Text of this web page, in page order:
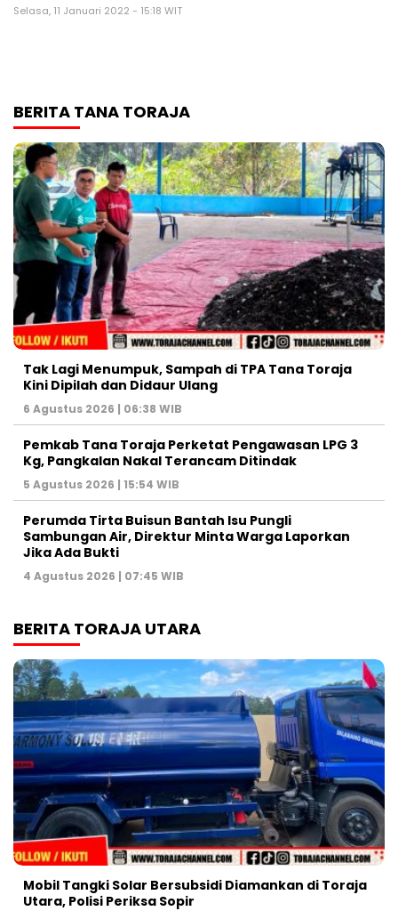
Selasa, 11 Januari 2022 - 15:18 WIT
BERITA TANA TORAJA
Tak Lagi Menumpuk, Sampah di TPA Tana Toraja
Kini Dipilah dan Didaur Ulang
6 Agustus 2026 | 06:38 WIB
Pemkab Tana Toraja Perketat Pengawasan LPG 3
Kg, Pangkalan Nakal Terancam Ditindak
5 Agustus 2026 | 15:54 WIB
Perumda Tirta Buisun Bantah Isu Pungli
Sambungan Air, Direktur Minta Warga Laporkan
Jika Ada Bukti
4 Agustus 2026 | 07:45 WIB
BERITA TORAJA UTARA
Mobil Tangki Solar Bersubsidi Diamankan di Toraja
Utara, Polisi Periksa Sopir